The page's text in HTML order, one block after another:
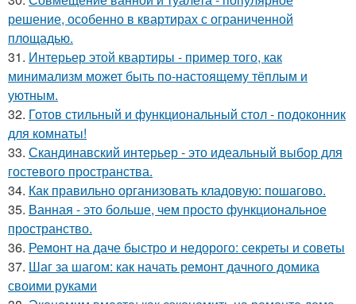
решение, особенно в квартирах с ограниченной
площадью.
31. Интерьер этой квартиры - пример того, как
минимализм может быть по-настоящему тёплым и
уютным.
32. Готов стильный и функциональный стол - подоконник
для комнаты!
33. Скандинавский интерьер - это идеальный выбор для
гостевого пространства.
34. Как правильно организовать кладовую: пошагово.
35. Ванная - это больше, чем просто функциональное
пространство.
36. Ремонт на даче быстро и недорого: секреты и советы
37. Шаг за шагом: как начать ремонт дачного домика
своими руками